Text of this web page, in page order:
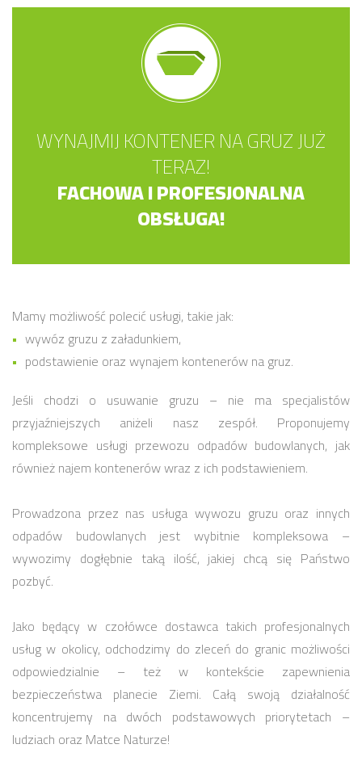
WYNAJMIJ KONTENER NA GRUZ JUŻ
TERAZ!
FACHOWA I PROFESJONALNA
OBSŁUGA!
Mamy możliwość polecić usługi, takie jak:
wywóz gruzu z załadunkiem,
podstawienie oraz wynajem kontenerów na gruz.
Jeśli chodzi o usuwanie gruzu – nie ma specjalistów
przyjaźniejszych aniżeli nasz zespół. Proponujemy
kompleksowe usługi przewozu odpadów budowlanych, jak
również najem kontenerów wraz z ich podstawieniem.
Prowadzona przez nas usługa wywozu gruzu oraz innych
odpadów budowlanych jest wybitnie kompleksowa –
wywozimy dogłębnie taką ilość, jakiej chcą się Państwo
pozbyć.
Jako będący w czołówce dostawca takich profesjonalnych
usług w okolicy, odchodzimy do zleceń do granic możliwości
odpowiedzialnie – też w kontekście zapewnienia
bezpieczeństwa planecie Ziemi. Całą swoją działalność
koncentrujemy na dwóch podstawowych priorytetach –
ludziach oraz Matce Naturze!